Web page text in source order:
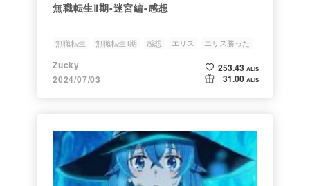
無職転生Ⅱ期-迷宮編-感想
無職転生 無職転生Ⅱ期 感想 エリス エリス勝った
Zucky
2024/07/03
253.43 ALIS
31.00 ALIS